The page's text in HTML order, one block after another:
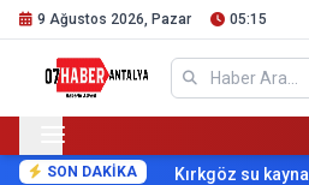
9 Ağustos 2026, Pazar 05:15
SON DAKİKA Kırkgöz su